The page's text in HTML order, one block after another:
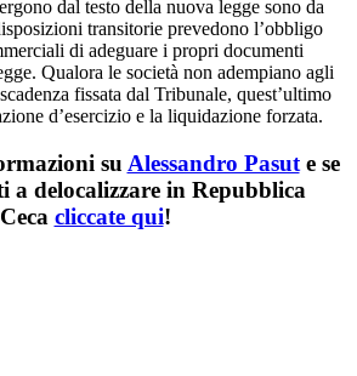
dal testo della nuova legge sono da
transitorie prevedono l’obbligo
di adeguare i propri documenti
Qualora le società non adempiano agli
fissata dal Tribunale, quest’ultimo
d’esercizio e la liquidazione forzata.
su Alessandro Pasute se
a delocalizzare in Repubblica
Ceca cliccate qui!